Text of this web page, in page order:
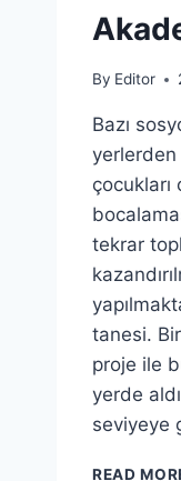
By Editor
Bazı
yerlerden
tekrar
tanesi.
proje ile
yerde
seviyeye
READ